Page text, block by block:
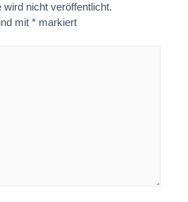
nicht veröffentlicht.
mit* markiert